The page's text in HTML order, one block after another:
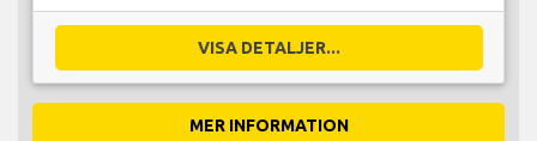
VISA DETALJER...
MER INFORMATION